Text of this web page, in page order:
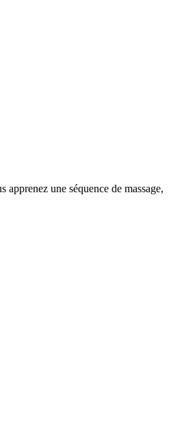
une séquence de massage,